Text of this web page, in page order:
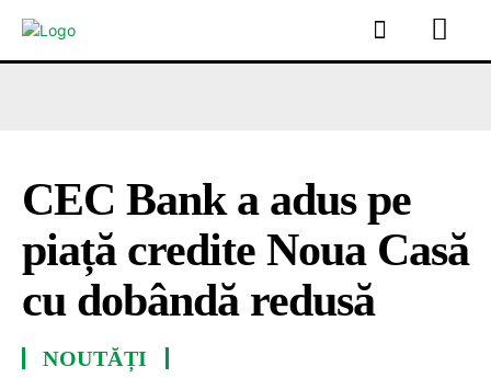
CEC Bank a adus pe
piață credite Noua Casă
cu dobândă redusă
NOUTĂȚI